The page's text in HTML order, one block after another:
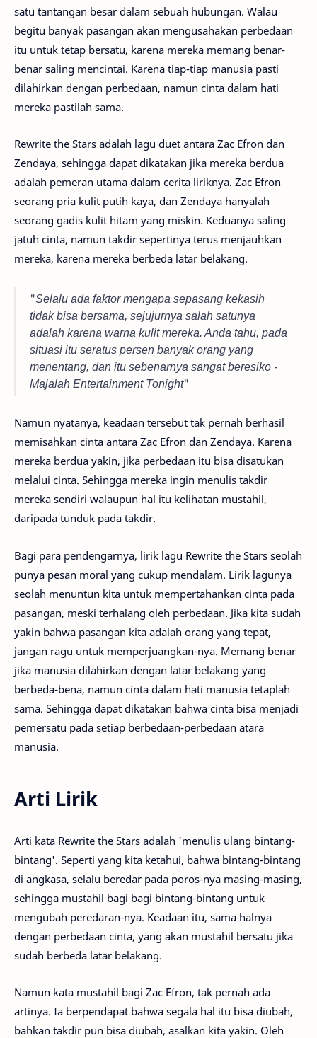
satu tantangan besar dalam sebuah hubungan. Walau
begitu banyak pasangan akan mengusahakan perbedaan
itu untuk tetap bersatu, karena mereka memang benar-
benar saling mencintai. Karena tiap-tiap manusia pasti
dilahirkan dengan perbedaan, namun cinta dalam hati
mereka pastilah sama.
Rewrite the Stars adalah lagu duet antara Zac Efron dan
Zendaya, sehingga dapat dikatakan jika mereka berdua
adalah pemeran utama dalam cerita liriknya. Zac Efron
seorang pria kulit putih kaya, dan Zendaya hanyalah
seorang gadis kulit hitam yang miskin. Keduanya saling
jatuh cinta, namun takdir sepertinya terus menjauhkan
mereka, karena mereka berbeda latar belakang.
"Selalu ada faktor mengapa sepasang kekasih
tidak bisa bersama, sejujurnya salah satunya
adalah karena warna kulit mereka. Anda tahu, pada
situasi itu seratus persen banyak orang yang
menentang, dan itu sebenarnya sangat beresiko -
Majalah Entertainment Tonight"
Namun nyatanya, keadaan tersebut tak pernah berhasil
memisahkan cinta antara Zac Efron dan Zendaya. Karena
mereka berdua yakin, jika perbedaan itu bisa disatukan
melalui cinta. Sehingga mereka ingin menulis takdir
mereka sendiri walaupun hal itu kelihatan mustahil,
daripada tunduk pada takdir.
Bagi para pendengarnya, lirik lagu Rewrite the Stars seolah
punya pesan moral yang cukup mendalam. Lirik lagunya
seolah menuntun kita untuk mempertahankan cinta pada
pasangan, meski terhalang oleh perbedaan. Jika kita sudah
yakin bahwa pasangan kita adalah orang yang tepat,
jangan ragu untuk memperjuangkan-nya. Memang benar
jika manusia dilahirkan dengan latar belakang yang
berbeda-bena, namun cinta dalam hati manusia tetaplah
sama. Sehingga dapat dikatakan bahwa cinta bisa menjadi
pemersatu pada setiap berbedaan-perbedaan atara
manusia.
Arti Lirik
Arti kata Rewrite the Stars adalah 'menulis ulang bintang-
bintang'. Seperti yang kita ketahui, bahwa bintang-bintang
di angkasa, selalu beredar pada poros-nya masing-masing,
sehingga mustahil bagi bagi bintang-bintang untuk
mengubah peredaran-nya. Keadaan itu, sama halnya
dengan perbedaan cinta, yang akan mustahil bersatu jika
sudah berbeda latar belakang.
Namun kata mustahil bagi Zac Efron, tak pernah ada
artinya. Ia berpendapat bahwa segala hal itu bisa diubah,
bahkan takdir pun bisa diubah, asalkan kita yakin. Oleh